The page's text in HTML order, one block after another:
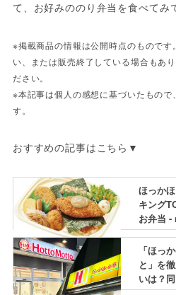
て、お好みののり弁当を食べてみ
※掲載商品の情報は公開時点のもので
い、または販売終了している場合もあ
ださい。
※本記事は個人の感想に基づいたもので
す。
おすすめの記事はこちら▼
ほっか
キング
お弁当
「ほっ
と」を
いは？